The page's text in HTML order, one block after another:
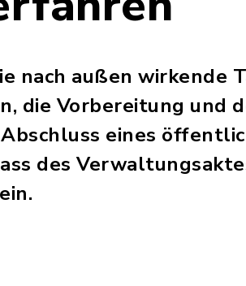
nach außen wirkende
die Vorbereitung und
eines
des